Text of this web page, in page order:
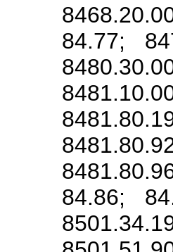
84.77;
84.86;